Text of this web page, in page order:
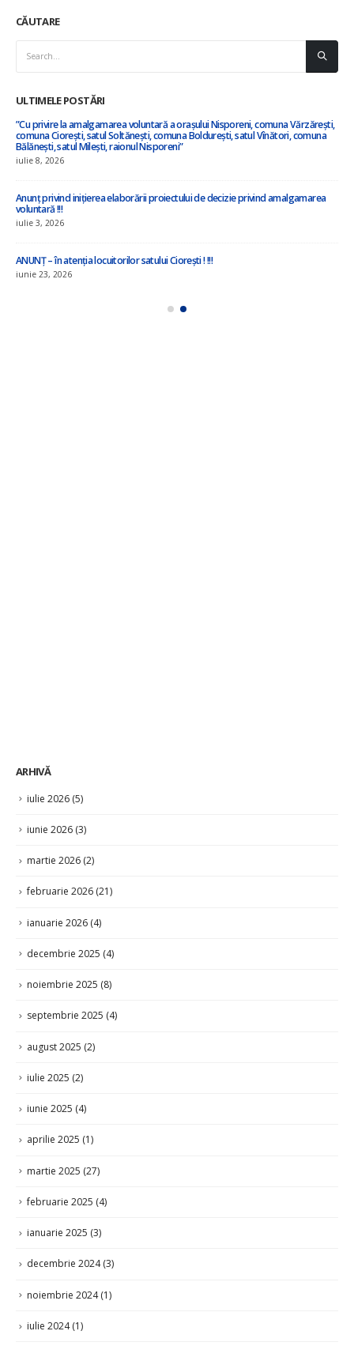
CĂUTARE
ULTIMELE POSTĂRI
”Cu privire la amalgamarea voluntară a orașului Nisporeni, comuna Vărzărești,
comuna Ciorești, satul Soltănești, comuna Boldurești, satul Vînători, comuna
Bălănești, satul Milești, raionul Nisporeni”
iulie 8, 2026
Anunț privind inițierea elaborării proiectului de decizie privind amalgamarea
voluntară !!!
iulie 3, 2026
ANUNȚ – în atenția locuitorilor satului Ciorești ! !!!
iunie 23, 2026
ARHIVĂ
iulie 2026 (5)
iunie 2026 (3)
martie 2026 (2)
februarie 2026 (21)
ianuarie 2026 (4)
decembrie 2025 (4)
noiembrie 2025 (8)
septembrie 2025 (4)
august 2025 (2)
iulie 2025 (2)
iunie 2025 (4)
aprilie 2025 (1)
martie 2025 (27)
februarie 2025 (4)
ianuarie 2025 (3)
decembrie 2024(3)
noiembrie 2024(1)
iulie 2024(1)